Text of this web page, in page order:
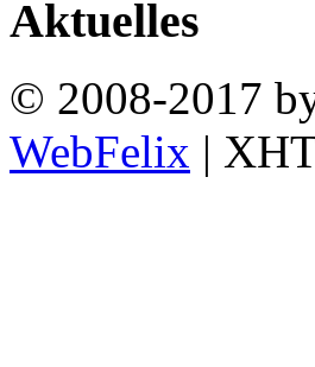
Aktuelles
© 2008-2017
WebFelix |